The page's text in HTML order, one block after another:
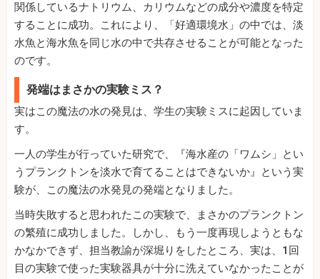
関係しているナトリウム、カリウムなどの成分や濃度を特定
することに成功。これにより、「好適環境水」の中では、淡
水魚と海水魚を同じ水の中で共存させることが可能となった
のです。
発端はまさかの実験ミス？
実はこの魔法の水の発見は、学生の実験ミスに起因していま
す。
一人の学生が行っていた研究で、『海水産の「ワムシ」とい
うプランクトンを淡水で育てることはできないか』という実
験が、この魔法の水発見の発端となりました。
当時失敗すると思われたこの実験で、まさかのプランクトン
の繁殖に成功しました。しかし、もう一度再現しようともな
かなかできず、担当教諭が深堀りをしたところ、実は、1回
目の実験で使った実験器具が十分に洗えていなかったことが